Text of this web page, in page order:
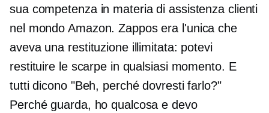
sua competenza in materia di assistenza clienti
nel mondo Amazon. Zappos era l'unica che
aveva una restituzione illimitata: potevi
restituire le scarpe in qualsiasi momento. E
tutti dicono "Beh, perché dovresti farlo?"
Perché guarda, ho qualcosa e devo